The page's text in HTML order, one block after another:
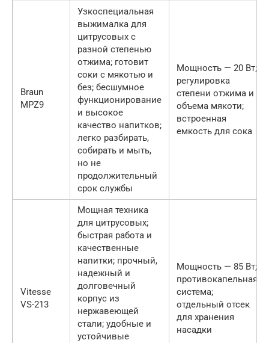
Braun
MPZ9
Узкоспециальная
выжималка для
цитрусовых с
разной степенью
отжима; готовит
соки с мякотью и
без; бесшумное
функционирование
и высокое
качество напитков;
легко разбирать,
собирать и мыть,
но не
продолжительный
срок службы
Мощность — 20 Вт;
регулировка
степени отжима и
объема мякоти;
встроенная
емкость для сока
Vitesse
VS-213
Мощная техника
для цитрусовых;
быстрая работа и
качественные
напитки; прочный,
надежный и
долговечный
корпус из
нержавеющей
стали; удобные и
устойчивые
Мощность — 85 Вт;
противокапельная
система;
отдельный отсек
для хранения
насадки